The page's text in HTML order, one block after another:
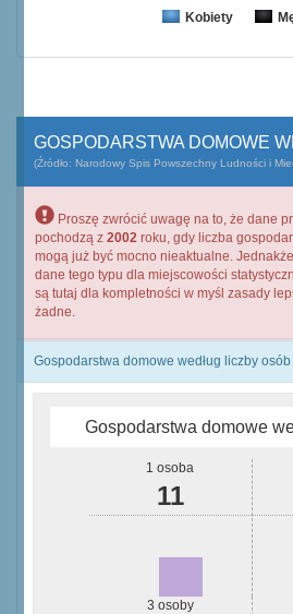
Kobiety
GOSPODARSTWA DOMOWE
(Źródło: Narodowy Spis Powszechny Ludności i
Proszę zwrócić uwagę na to, że dane
pochodzą z 2002 roku, gdy liczba
mogą już być mocno nieaktualne.
dane tego typu dla miejscowości
są tutaj dla kompletności w myśl zasady
żadne.
Gospodarstwa domowe według liczby osób
Gospodarstwa domowe
1 osoba
11
3 osoby